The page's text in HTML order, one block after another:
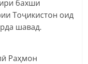
бахши
Тоҷикистон оид
шавад.
Раҳмон